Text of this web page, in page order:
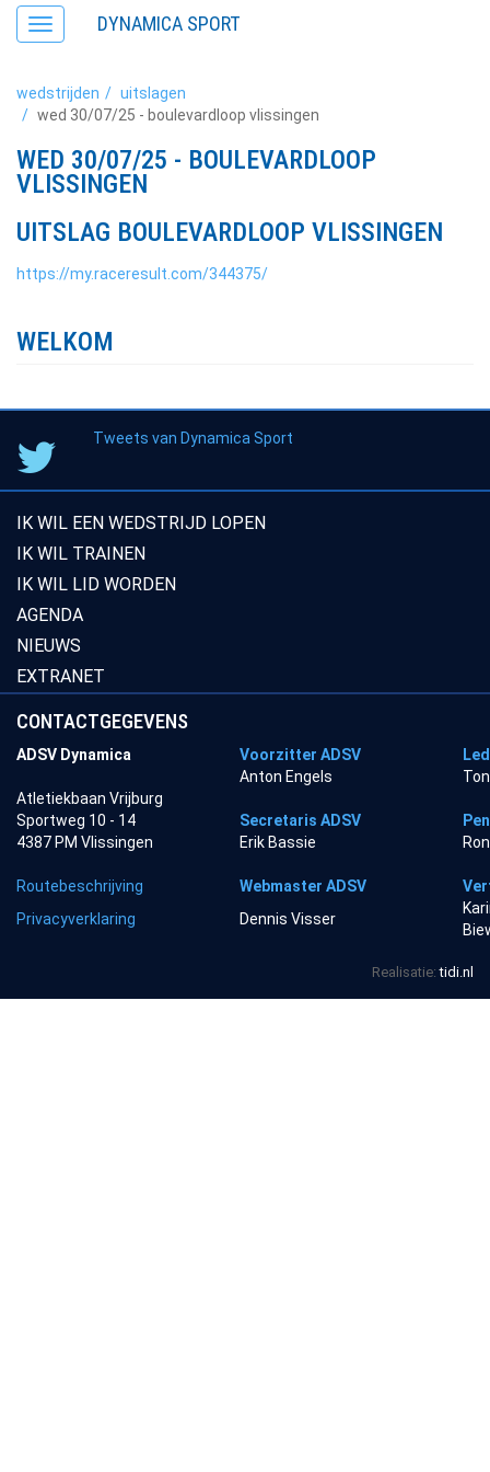
Toggle
navigation
DYNAMICA SPORT
wedstrijden
uitslagen
wed 30/07/25 - boulevardloop vlissingen
WED 30/07/25 - BOULEVARDLOOP
VLISSINGEN
UITSLAG BOULEVARDLOOP VLISSINGEN
https://my.raceresult.com/344375/
WELKOM
Tweets van Dynamica Sport
IK WIL EEN WEDSTRIJD LOPEN
IK WIL TRAINEN
IK WIL LID WORDEN
AGENDA
NIEUWS
EXTRANET
CONTACTGEGEVENS
ADSV Dynamica Voorzitter ADSV
Anton Engels
Atletiekbaan Vrijburg
Sportweg 10 - 14
Secretaris ADSV
4387 PM Vlissingen
Erik Bassie
Routebeschrijving Webmaster ADSV
Privacyverklaring
Dennis Visser
Realisatie:tidi.nl